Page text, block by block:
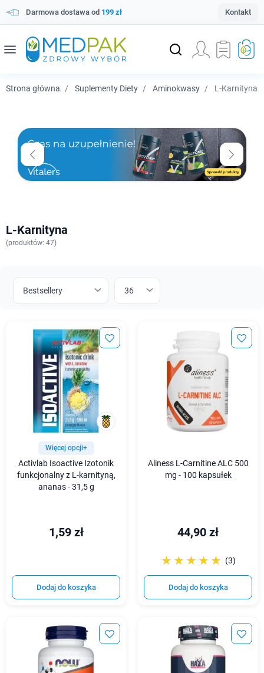
Darmowa dostawa od 199 zł Kontakt
menu
Strona główna Suplementy Diety Aminokwasy L-Karnityna
L-Karnityna
(produktów: 47)
Więcej opcji+
Activlab Isoactive Izotonik
funkcjonalny z L-karnityną,
ananas - 31,5 g
1,59 zł
Dodaj do koszyka
Aliness L-Carnitine ALC 500
mg - 100 kapsułek
44,90 zł
☆☆☆☆☆
★★★★★ (3)
Dodaj do koszyka